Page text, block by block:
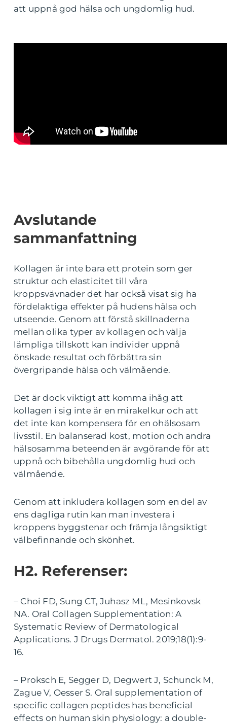
att uppnå god hälsa och ungdomlig hud.
Avslutande
sammanfattning
Kollagen är inte bara ett protein som ger
struktur och elasticitet till våra
kroppsvävnader det har också visat sig ha
fördelaktiga effekter på hudens hälsa och
utseende. Genom att förstå skillnaderna
mellan olika typer av kollagen och välja
lämpliga tillskott kan individer uppnå
önskade resultat och förbättra sin
övergripande hälsa och välmående.
Det är dock viktigt att komma ihåg att
kollagen i sig inte är en mirakelkur och att
det inte kan kompensera för en ohälsosam
livsstil. En balanserad kost, motion och andra
hälsosamma beteenden är avgörande för att
uppnå och bibehålla ungdomlig hud och
välmående.
Genom att inkludera kollagen som en del av
ens dagliga rutin kan man investera i
kroppens byggstenar och främja långsiktigt
välbefinnande och skönhet.
H2. Referenser:
– Choi FD, Sung CT, Juhasz ML, Mesinkovsk
NA. Oral Collagen Supplementation: A
Systematic Review of Dermatological
Applications. J Drugs Dermatol. 2019;18(1):9-
16.
– Proksch E, Segger D, Degwert J, Schunck M,
Zague V, Oesser S. Oral supplementation of
specific collagen peptides has beneficial
effects on human skin physiology: a double-